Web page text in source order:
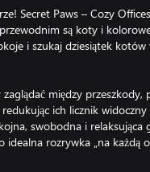
Secret Paws – Cozy
są koty i
i szukaj dziesiątek
między
ich licznik
swobodna i relaksująca
idealna rozrywka „na każdą